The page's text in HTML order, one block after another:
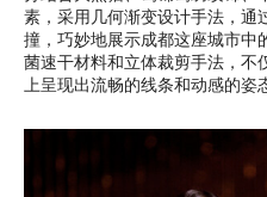
素，采用几何渐变设计手法，
撞，巧妙地展示成都这座城市
菌速干材料和立体裁剪手法，
上呈现出流畅的线条和动感的姿